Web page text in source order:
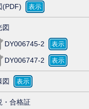
(PDF)
図
DY006745-2
DY006747-2
図
・合格証